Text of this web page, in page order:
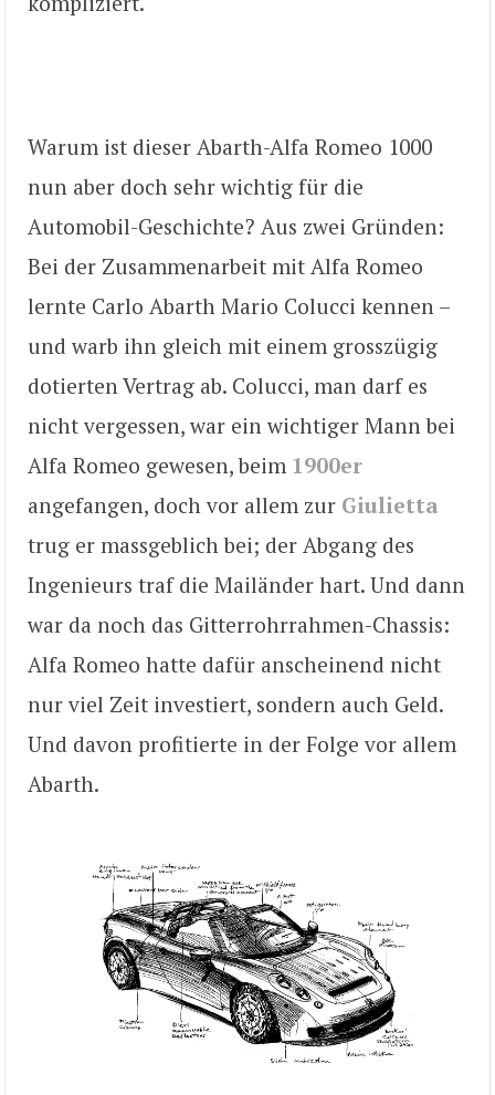
Warum ist dieser Abarth-Alfa Romeo 1000
nun aber doch sehr wichtig für die
Automobil-Geschichte? Aus zwei Gründen:
Bei der Zusammenarbeit mit Alfa Romeo
lernte Carlo Abarth Mario Colucci kennen –
und warb ihn gleich mit einem grosszügig
dotierten Vertrag ab. Colucci, man darf es
nicht vergessen, war ein wichtiger Mann bei
Alfa Romeo gewesen, beim 1900er
angefangen, doch vor allem zur Giulietta
trug er massgeblich bei; der Abgang des
Ingenieurs traf die Mailänder hart. Und dann
war da noch das Gitterrohrrahmen-Chassis:
Alfa Romeo hatte dafür anscheinend nicht
nur viel Zeit investiert, sondern auch Geld.
Und davon profitierte in der Folge vor allem
Abarth.